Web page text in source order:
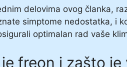
delovima ovog članka,
simptome nedostatka, i
optimalan rad vaše
freon i zašto je